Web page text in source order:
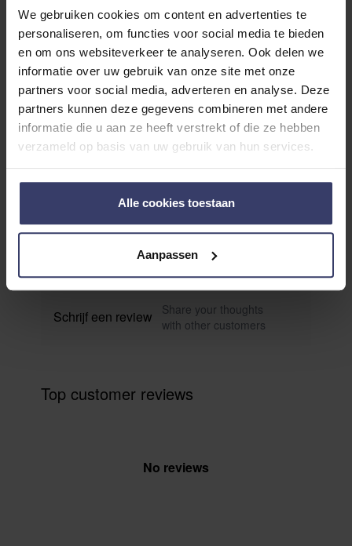
We gebruiken cookies om content en advertenties te
personaliseren, om functies voor social media te bieden
en om ons websiteverkeer te analyseren. Ook delen we
informatie over uw gebruik van onze site met onze
partners voor social media, adverteren en analyse. Deze
partners kunnen deze gegevens combineren met andere
informatie die u aan ze heeft verstrekt of die ze hebben
verzameld op basis van uw gebruik van hun services.
Alle cookies toestaan
Aanpassen
Klantenreviews
0 0 reviews
Schrijf een review
Share your thoughts
with other customers
Top customer reviews
No reviews